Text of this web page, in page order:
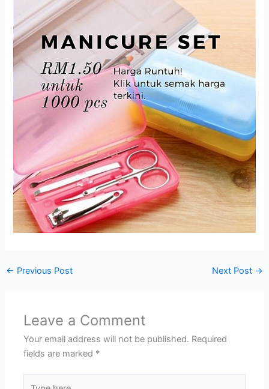
← Previous Post Next Post →
Leave a Comment
Your email address will not be published. Required
fields are marked *